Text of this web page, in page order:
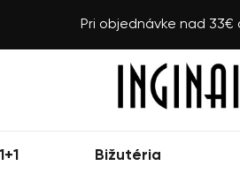
Pri objednávke nad
Bižutéria